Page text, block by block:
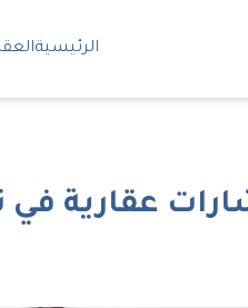
الرئيسية
عقارية في